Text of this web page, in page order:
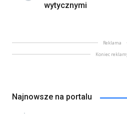
wytycznymi
Reklama
Koniec
Najnowsze na portalu